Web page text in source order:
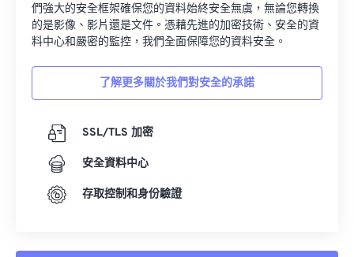
們強大的安全框架確保您的資料始終安全無虞，無論您轉換
的是影像、影片還是文件。憑藉先進的加密技術、安全的資
料中心和嚴密的監控，我們全面保障您的資料安全。
了解更多關於我們對安全的承諾
SSL/TLS 加密
安全資料中心
存取控制和身份驗證